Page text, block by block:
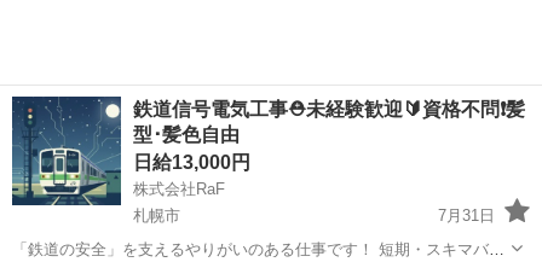
鉄道信号電気工事⛑️未経験歓迎🔰資格不問❗️髪
型･髪色自由
日給13,000円
株式会社RaF
札幌市
7月31日
「鉄道の安全」を支えるやりがいのある仕事です！ 短期・スキマバイ